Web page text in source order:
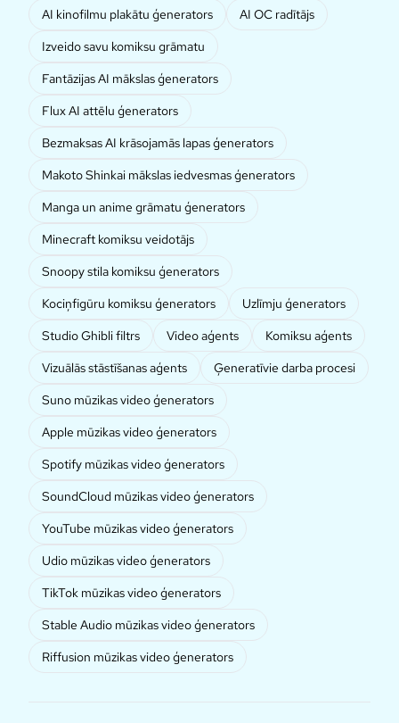
AI kinofilmu plakātu ģenerators
AI OC radītājs
Izveido savu komiksu grāmatu
Fantāzijas AI mākslas ģenerators
Flux AI attēlu ģenerators
Bezmaksas AI krāsojamās lapas ģenerators
Makoto Shinkai mākslas iedvesmas ģenerators
Manga un anime grāmatu ģenerators
Minecraft komiksu veidotājs
Snoopy stila komiksu ģenerators
Kociņfigūru komiksu ģenerators
Uzlīmju ģenerators
Studio Ghibli filtrs
Video aģents
Komiksu aģents
Vizuālās stāstīšanas aģents
Ģeneratīvie darba procesi
Suno mūzikas video ģenerators
Apple mūzikas video ģenerators
Spotify mūzikas video ģenerators
SoundCloud mūzikas video ģenerators
YouTube mūzikas video ģenerators
Udio mūzikas video ģenerators
TikTok mūzikas video ģenerators
Stable Audio mūzikas video ģenerators
Riffusion mūzikas video ģenerators